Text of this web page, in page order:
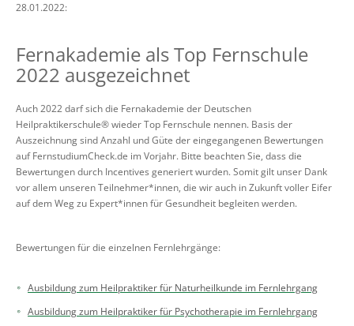
28.01.2022:
Fernakademie als Top Fernschule
2022 ausgezeichnet
Auch 2022 darf sich die Fernakademie der Deutschen
Heilpraktikerschule® wieder Top Fernschule nennen. Basis der
Auszeichnung sind Anzahl und Güte der eingegangenen Bewertungen
auf FernstudiumCheck.de im Vorjahr. Bitte beachten Sie, dass die
Bewertungen durch Incentives generiert wurden. Somit gilt unser Dank
vor allem unseren Teilnehmer*innen, die wir auch in Zukunft voller Eifer
auf dem Weg zu Expert*innen für Gesundheit begleiten werden.
Bewertungen für die einzelnen Fernlehrgänge:
Ausbildung zum Heilpraktiker für Naturheilkunde im Fernlehrgang
Ausbildung zum Heilpraktiker für Psychotherapie im Fernlehrgang